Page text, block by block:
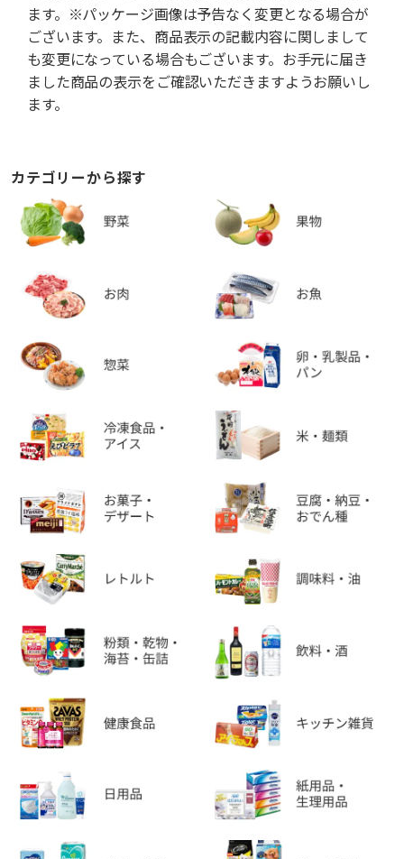
ます。※パッケージ画像は予告なく変更となる場合が
ございます。また、商品表示の記載内容に関しまして
も変更になっている場合もございます。お手元に届き
ました商品の表示をご確認いただきますようお願いし
ます。
カテゴリーから探す